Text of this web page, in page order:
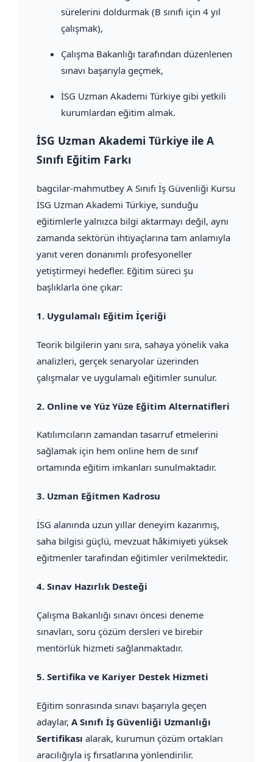
sürelerini doldurmak (B sınıfı için 4 yıl
çalışmak),
Çalışma Bakanlığı tarafından düzenlenen
sınavı başarıyla geçmek,
İSG Uzman Akademi Türkiye gibi yetkili
kurumlardan eğitim almak.
İSG Uzman Akademi Türkiye ile A
Sınıfı Eğitim Farkı
bagcilar-mahmutbey A Sınıfı İş Güvenliği Kursu
İSG Uzman Akademi Türkiye, sunduğu
eğitimlerle yalnızca bilgi aktarmayı değil, aynı
zamanda sektörün ihtiyaçlarına tam anlamıyla
yanıt veren donanımlı profesyoneller
yetiştirmeyi hedefler. Eğitim süreci şu
başlıklarla öne çıkar:
1. Uygulamalı Eğitim İçeriği
Teorik bilgilerin yanı sıra, sahaya yönelik vaka
analizleri, gerçek senaryolar üzerinden
çalışmalar ve uygulamalı eğitimler sunulur.
2. Online ve Yüz Yüze Eğitim Alternatifleri
Katılımcıların zamandan tasarruf etmelerini
sağlamak için hem online hem de sınıf
ortamında eğitim imkanları sunulmaktadır.
3. Uzman Eğitmen Kadrosu
İSG alanında uzun yıllar deneyim kazanmış,
saha bilgisi güçlü, mevzuat hâkimiyeti yüksek
eğitmenler tarafından eğitimler verilmektedir.
4. Sınav Hazırlık Desteği
Çalışma Bakanlığı sınavı öncesi deneme
sınavları, soru çözüm dersleri ve birebir
mentörlük hizmeti sağlanmaktadır.
5. Sertifika ve Kariyer Destek Hizmeti
Eğitim sonrasında sınavı başarıyla geçen
adaylar, A Sınıfı İş Güvenliği Uzmanlığı
Sertifikası alarak, kurumun çözüm ortakları
aracılığıyla iş fırsatlarına yönlendirilir.